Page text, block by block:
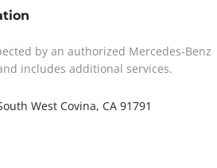
by an authorized Mercedes-Benz
includes additional services.
West Covina, CA 91791